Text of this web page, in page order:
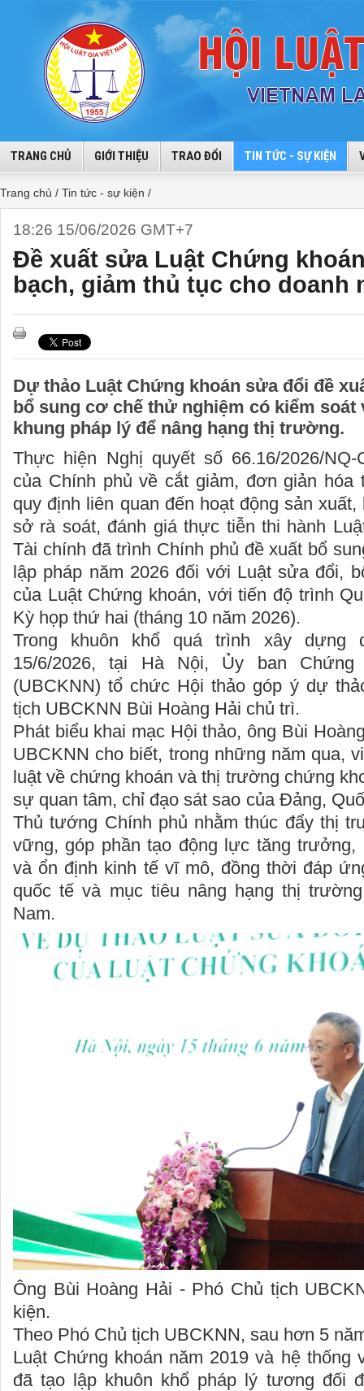
TRANG CHỦ GIỚI THIỆU TRAO ĐỔI TIN TỨC - SỰ KIỆN
Trang chủ / Tin tức - sự kiện /
18:26 15/06/2026 GMT+7
Đề xuất sửa Luật Chứng
bạch, giảm thủ tục cho doanh
Dự thảo Luật Chứng khoán sửa đổi đề
bổ sung cơ chế thử nghiệm có kiểm soát
khung pháp lý để nâng hạng thị trường.
Thực hiện Nghị quyết số 66.16/2026/NQ-
của Chính phủ về cắt giảm, đơn giản hóa
quy định liên quan đến hoạt động sản
sở rà soát, đánh giá thực tiễn thi hành
Tài chính đã trình Chính phủ đề xuất bổ
lập pháp năm 2026 đối với Luật sửa đổi,
của Luật Chứng khoán, với tiến độ trình
Kỳ họp thứ hai (tháng 10 năm 2026).
Trong khuôn khổ quá trình xây dựng
15/6/2026, tại Hà Nội, Ủy ban
(UBCKNN) tổ chức Hội thảo góp ý dự
tịch UBCKNN Bùi Hoàng Hải chủ trì.
Phát biểu khai mạc Hội thảo, ông Bùi
UBCKNN cho biết, trong những năm qua,
luật về chứng khoán và thị trường chứng
sự quan tâm, chỉ đạo sát sao của Đảng,
Thủ tướng Chính phủ nhằm thúc đẩy thị
vững, góp phần tạo động lực tăng trưởng,
và ổn định kinh tế vĩ mô, đồng thời đáp
quốc tế và mục tiêu nâng hạng thị
Nam.
Ông Bùi Hoàng Hải - Phó Chủ tịch
kiện.
Theo Phó Chủ tịch UBCKNN, sau hơn 5
Luật Chứng khoán năm 2019 và hệ thống
đã tạo lập khuôn khổ pháp lý tương đối